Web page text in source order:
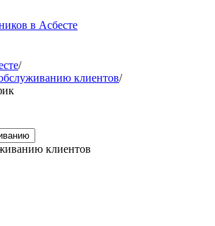
в Асбесте
/
клиентов/
клиентов